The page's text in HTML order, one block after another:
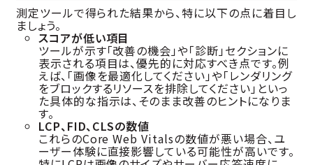
測定ツールで得られた結果から、特に以下の点に着目し
ましょう。
スコアが低い項目
ツールが示す「改善の機会」や「診断」セクションに
表示される項目は、優先的に対応すべき点です。例
えば、「画像を最適化してください」や「レンダリング
をブロックするリソースを排除してください」といっ
た具体的な指示は、そのまま改善のヒントになりま
す。
LCP、FID、CLSの数値
これらのCore Web Vitalsの数値が悪い場合、ユ
ーザー体験に直接影響している可能性が高いです。